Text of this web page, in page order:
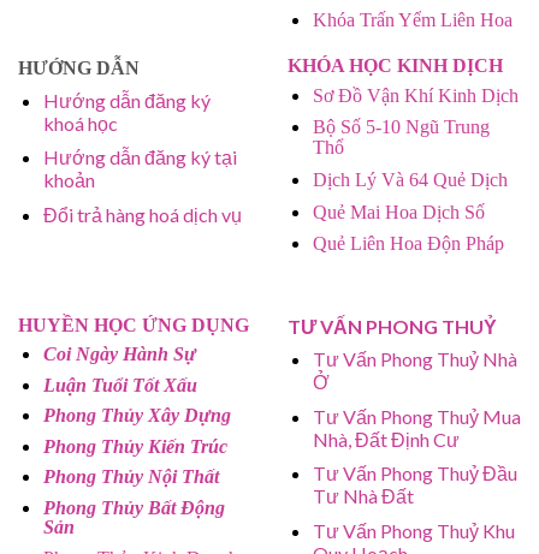
HƯỚNG DẪN
Hướng dẫn đăng ký
khoá học
Hướng dẫn đăng ký tại
khoản
Đổi trả hàng hoá dịch vụ
Khóa Trấn Yểm Liên Hoa
KHÓA HỌC KINH DỊCH
Sơ Đồ Vận Khí Kinh Dịch
Bộ Số 5-10 Ngũ Trung
Thổ
Dịch Lý Và 64 Quẻ Dịch
Quẻ Mai Hoa Dịch Số
Quẻ Liên Hoa Độn Pháp
HUYỀN HỌC ỨNG DỤNG
Coi Ngày Hành Sự
Luận Tuổi Tốt Xấu
Phong Thủy Xây Dựng
Phong Thủy Kiến Trúc
Phong Thủy Nội Thất
Phong Thủy Bất Động
Sản
TƯ VẤN PHONG THUỶ
Tư Vấn Phong Thuỷ Nhà
Ở
Tư Vấn Phong Thuỷ Mua
Nhà, Đất Định Cư
Tư Vấn Phong Thuỷ Đầu
Tư Nhà Đất
Tư Vấn Phong Thuỷ Khu